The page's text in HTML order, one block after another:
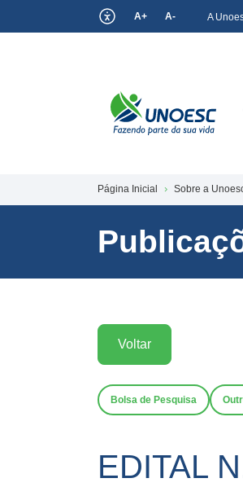
A+ A- A
Página Inicial Sobre a
Voltar
Bolsa de Pesquisa
EDITAL